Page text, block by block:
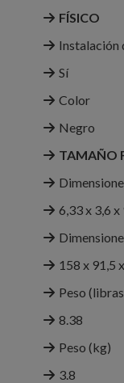
FÍSICO
Instalación
Sí
Color
Negro
TAMAÑO
6,33 x 3,6 x
158 x 91,5
Peso
8.38
Peso (kg)
3.8